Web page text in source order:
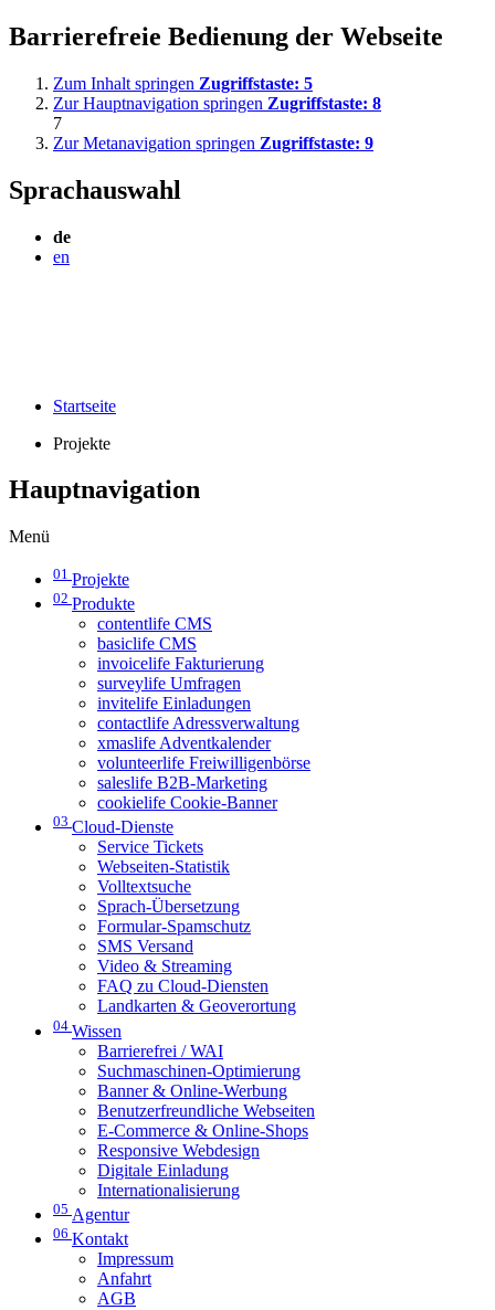
Barrierefreie Bedienung der Webseite
Zum Inhalt springen Zugriffstaste: 5
Zur Hauptnavigation springen Zugriffstaste: 8
7
Zur Metanavigation springen Zugriffstaste: 9
Sprachauswahl
de
en
Startseite
Projekte
Hauptnavigation
Menü
01 Projekte
02 Produkte
contentlife CMS
basiclife CMS
invoicelife Fakturierung
surveylife Umfragen
invitelife Einladungen
contactlife Adressverwaltung
xmaslife Adventkalender
volunteerlife Freiwilligenbörse
saleslife B2B-Marketing
cookielife Cookie-Banner
03 Cloud-Dienste
Service Tickets
Webseiten-Statistik
Volltextsuche
Sprach-Übersetzung
Formular-Spamschutz
SMS Versand
Video & Streaming
FAQ zu Cloud-Diensten
Landkarten & Geoverortung
04 Wissen
Barrierefrei / WAI
Suchmaschinen-Optimierung
Banner & Online-Werbung
Benutzerfreundliche Webseiten
E-Commerce & Online-Shops
Responsive Webdesign
Digitale Einladung
Internationalisierung
05 Agentur
06 Kontakt
Impressum
Anfahrt
AGB